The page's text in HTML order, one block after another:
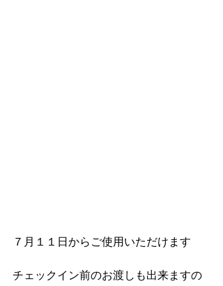
７月１１日からご使用いただけます
チェックイン前のお渡しも出来ますの